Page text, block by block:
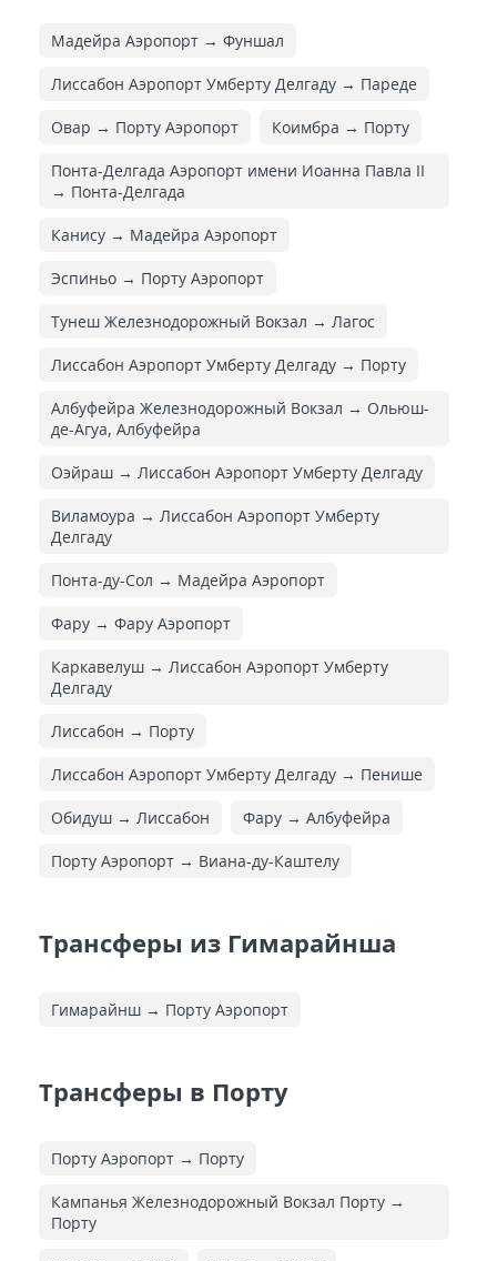
Мадейра Аэропорт → Фуншал
Лиссабон Аэропорт Умберту Делгаду → Пареде
Овар → Порту Аэропорт Коимбра → Порту
Понта-Делгада Аэропорт имени Иоанна Павла II
→ Понта-Делгада
Канису → Мадейра Аэропорт
Эспиньо → Порту Аэропорт
Тунеш Железнодорожный Вокзал → Лагос
Лиссабон Аэропорт Умберту Делгаду → Порту
Албуфейра Железнодорожный Вокзал → Ольюш-
де-Агуа, Албуфейра
Оэйраш → Лиссабон Аэропорт Умберту Делгаду
Виламоура → Лиссабон Аэропорт Умберту
Делгаду
Понта-ду-Сол → Мадейра Аэропорт
Фару → Фару Аэропорт
Каркавелуш → Лиссабон Аэропорт Умберту
Делгаду
Лиссабон → Порту
Лиссабон Аэропорт Умберту Делгаду → Пенише
Обидуш → Лиссабон Фару → Албуфейра
Порту Аэропорт → Виана-ду-Каштелу
Трансферы из Гимарайнша
Гимарайнш → Порту Аэропорт
Трансферы в Порту
Порту Аэропорт → Порту
Кампанья Железнодорожный Вокзал Порту →
Порту